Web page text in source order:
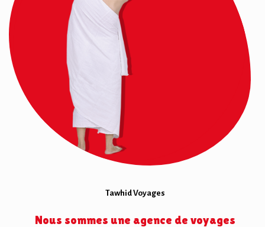
Tawhid Voyages
Nous sommes une agence de voyages